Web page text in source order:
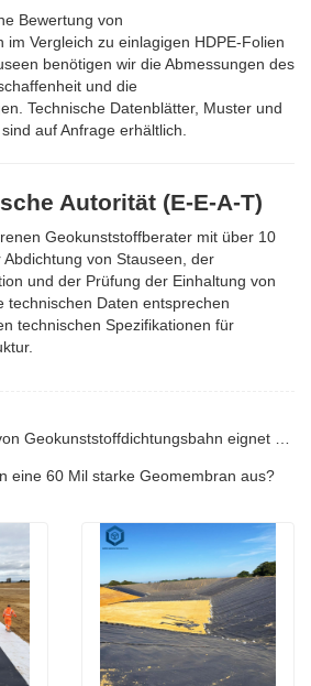
Bewertung von
im Vergleich zu einlagigen HDPE-Folien
benötigen wir die Abmessungen des
und die
Technische Datenblätter, Muster und
auf Anfrage erhältlich.
Autorität (E-E-A-T)
Geokunststoffberater mit über 10
von Stauseen, der
und der Prüfung der Einhaltung von
technischen Daten entsprechen
technischen Spezifikationen für
eine 60 Mil starke Geomembran aus?